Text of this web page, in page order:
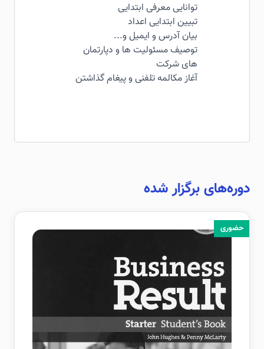
توانایی معرفی ابتدایی
تبیین ابتدایی اعداد
بیان آدرس و ایمیل و...
توصیف مسئولیت ها و دپارتمان
های شرکت
آغاز مکالمه تلفنی و پیغام گذاشتن
دوره‌های برگزار شده
حضوری